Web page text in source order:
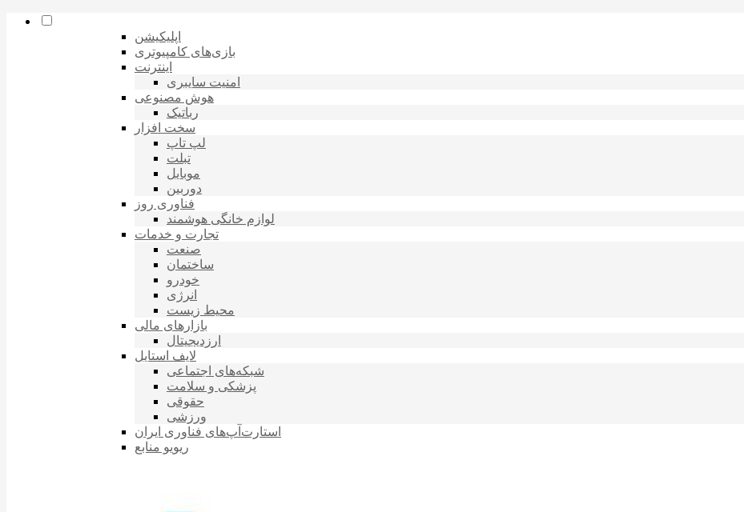
اپلیکیشن
بازی‌های کامپیوتری
اینترنت
امنیت سایبری
هوش مصنوعی
رباتیک
سخت افزار
لپ تاپ
تبلت
موبایل
دوربین
فناوری روز
لوازم خانگی هوشمند
تجارت و خدمات
صنعت
ساختمان
خودرو
انرژی
محیط زیست
بازارهای مالی
ارزدیجیتال
لایف استایل
شبکه‌های اجتماعی
پزشکی و سلامت
حقوقی
ورزشی
استارت‌آپ‌های فناوری ایران
ریویو منابع